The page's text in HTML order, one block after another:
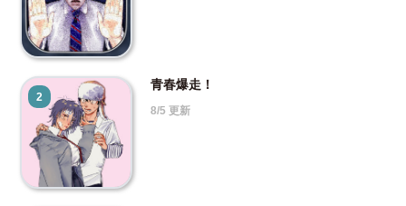
2
青春爆走！
8/5 更新